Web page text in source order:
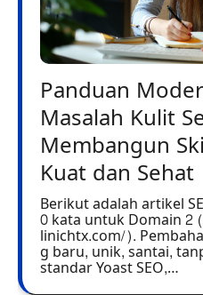
Panduan
Masalah Kulit
Membangun
Kuat dan Sehat
Berikut adalah artikel
0 kata untuk Domain 2
linichtx.com/).
g baru, unik, santai,
standar Yoast SEO,…